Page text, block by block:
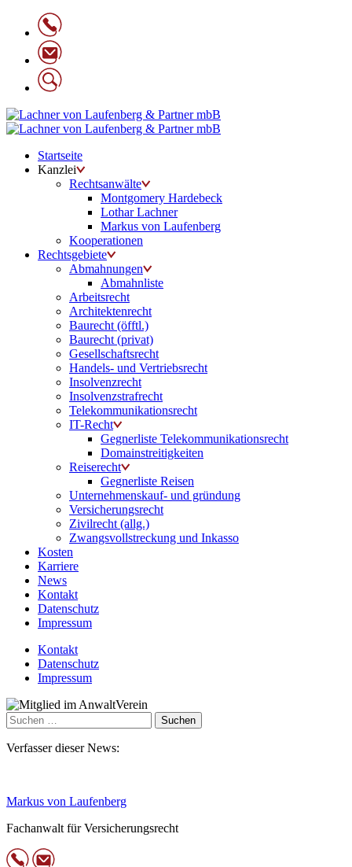
Startseite
Kanzlei
Rechtsanwälte
Montgomery Hardebeck
Lothar Lachner
Markus von Laufenberg
Kooperationen
Rechtsgebiete
Abmahnungen
Abmahnliste
Arbeitsrecht
Architektenrecht
Baurecht (öfftl.)
Baurecht (privat)
Gesellschaftsrecht
Handels- und Vertriebsrecht
Insolvenzrecht
Insolvenzstrafrecht
Telekommunikationsrecht
IT-Recht
Gegnerliste Telekommunikationsrecht
Domainstreitigkeiten
Reiserecht
Gegnerliste Reisen
Unternehmenskauf- und gründung
Versicherungsrecht
Zivilrecht (allg.)
Zwangsvollstreckung und Inkasso
Kosten
Karriere
News
Kontakt
Datenschutz
Impressum
Kontakt
Datenschutz
Impressum
Suchen
nach:
Verfasser dieser News:
Markus von Laufenberg
Fachanwalt für Versicherungsrecht